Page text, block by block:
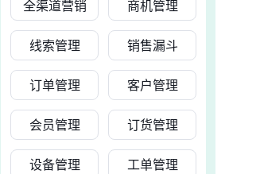
全渠道营销 商机管理
线索管理 销售漏斗
订单管理 客户管理
会员管理 订货管理
设备管理 工单管理